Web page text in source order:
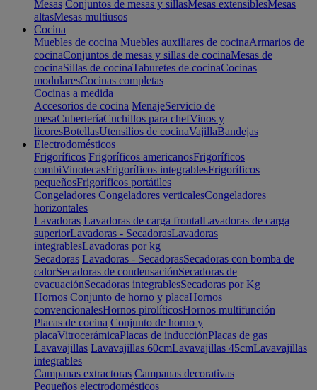
Mesas Conjuntos de mesas y sillasMesas extensiblesMesas
altasMesas multiusos
Cocina
Muebles de cocina Muebles auxiliares de cocinaArmarios de
cocinaConjuntos de mesas y sillas de cocinaMesas de
cocinaSillas de cocinaTaburetes de cocinaCocinas
modularesCocinas completas
Cocinas a medida
Accesorios de cocina MenajeServicio de
mesaCuberteríaCuchillos para chefVinos y
licoresBotellasUtensilios de cocinaVajillaBandejas
Electrodomésticos
Frigoríficos Frigoríficos americanosFrigoríficos
combiVinotecasFrigoríficos integrablesFrigoríficos
pequeñosFrigoríficos portátiles
Congeladores Congeladores verticalesCongeladores
horizontales
Lavadoras Lavadoras de carga frontalLavadoras de carga
superiorLavadoras - SecadorasLavadoras
integrablesLavadoras por kg
Secadoras Lavadoras - SecadorasSecadoras con bomba de
calorSecadoras de condensaciónSecadoras de
evacuaciónSecadoras integrablesSecadoras por Kg
Hornos Conjunto de horno y placaHornos
convencionalesHornos pirolíticosHornos multifunción
Placas de cocina Conjunto de horno y
placaVitrocerámicaPlacas de inducciónPlacas de gas
Lavavajillas Lavavajillas 60cmLavavajillas 45cmLavavajillas
integrables
Campanas extractoras Campanas decorativas
Pequeños electrodomésticos